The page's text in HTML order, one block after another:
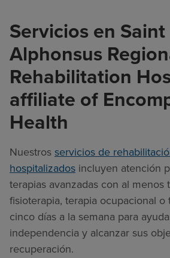
Servicios en Saint
Alphonsus
Rehabilitation
affiliate of
Health
Nuestrosservicios de
hospitalizados incluyen atención
terapias avanzadas con al menos
fisioterapia, terapia ocupacional o
cinco días a la semana para
independencia y alcanzar sus
recuperación.